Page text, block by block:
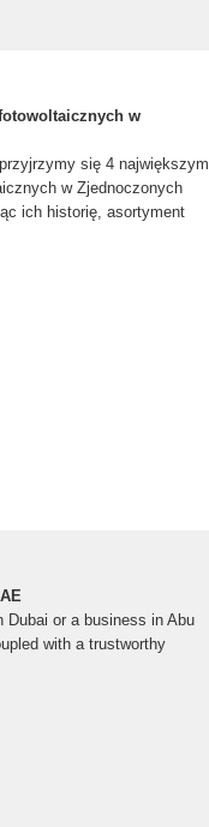
w
się 4 największym
w Zjednoczonych
ich historię, asortyment
Dubai or a business in Abu
with a trustworthy